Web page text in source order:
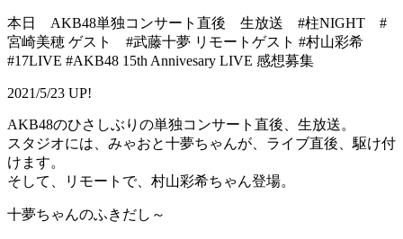
本日 AKB48単独コンサート直後 生放送 #柱NIGHT #
宮崎美穂 ゲスト #武藤十夢 リモートゲスト #村山彩希
#17LIVE #AKB48 15th Annivesary LIVE 感想募集
2021/5/23 UP!
AKB48のひさしぶりの単独コンサート直後、生放送。
スタジオには、みゃおと十夢ちゃんが、ライブ直後、駆け付
けます。
そして、リモートで、村山彩希ちゃん登場。
十夢ちゃんのふきだし～